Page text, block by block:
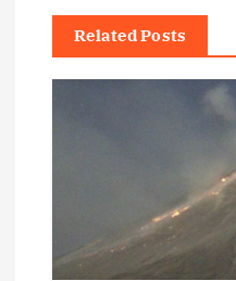
Related Posts